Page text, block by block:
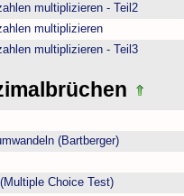
multiplizieren - Teil2
multiplizieren
multiplizieren - Teil3
(Bartberger)
Choice Test)